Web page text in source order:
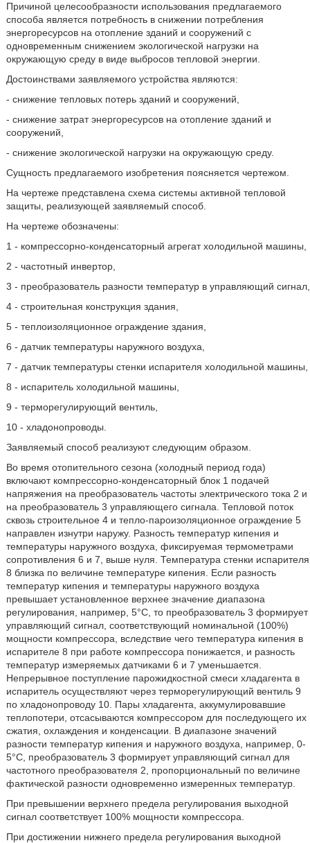
Причиной целесообразности использования предлагаемого
способа является потребность в снижении потребления
энергоресурсов на отопление зданий и сооружений с
одновременным снижением экологической нагрузки на
окружающую среду в виде выбросов тепловой энергии.
Достоинствами заявляемого устройства являются:
- снижение тепловых потерь зданий и сооружений,
- снижение затрат энергоресурсов на отопление зданий и
сооружений,
- снижение экологической нагрузки на окружающую среду.
Сущность предлагаемого изобретения поясняется чертежом.
На чертеже представлена схема системы активной тепловой
защиты, реализующей заявляемый способ.
На чертеже обозначены:
1 - компрессорно-конденсаторный агрегат холодильной машины,
2 - частотный инвертор,
3 - преобразователь разности температур в управляющий сигнал,
4 - строительная конструкция здания,
5 - теплоизоляционное ограждение здания,
6 - датчик температуры наружного воздуха,
7 - датчик температуры стенки испарителя холодильной машины,
8 - испаритель холодильной машины,
9 - терморегулирующий вентиль,
10 - хладонопроводы.
Заявляемый способ реализуют следующим образом.
Во время отопительного сезона (холодный период года)
включают компрессорно-конденсаторный блок 1 подачей
напряжения на преобразователь частоты электрического тока 2 и
на преобразователь 3 управляющего сигнала. Тепловой поток
сквозь строительное 4 и тепло-пароизоляционное ограждение 5
направлен изнутри наружу. Разность температур кипения и
температуры наружного воздуха, фиксируемая термометрами
сопротивления 6 и 7, выше нуля. Температура стенки испарителя
8 близка по величине температуре кипения. Если разность
температур кипения и температуры наружного воздуха
превышает установленное верхнее значение диапазона
регулирования, например, 5°С, то преобразователь 3 формирует
управляющий сигнал, соответствующий номинальной (100%)
мощности компрессора, вследствие чего температура кипения в
испарителе 8 при работе компрессора понижается, и разность
температур измеряемых датчиками 6 и 7 уменьшается.
Непрерывное поступление парожидкостной смеси хладагента в
испаритель осуществляют через терморегулирующий вентиль 9
по хладонопроводу 10. Пары хладагента, аккумулировавшие
теплопотери, отсасываются компрессором для последующего их
сжатия, охлаждения и конденсации. В диапазоне значений
разности температур кипения и наружного воздуха, например, 0-
5°С, преобразователь 3 формирует управляющий сигнал для
частотного преобразователя 2, пропорциональный по величине
фактической разности одновременно измеренных температур.
При превышении верхнего предела регулирования выходной
сигнал соответствует 100% мощности компрессора.
При достижении нижнего предела регулирования выходной